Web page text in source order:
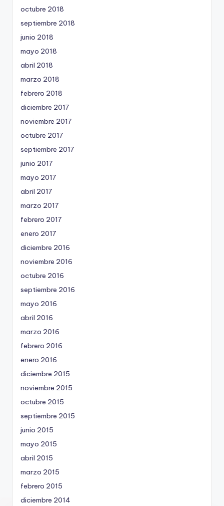
octubre 2018
septiembre 2018
junio 2018
mayo 2018
abril 2018
marzo 2018
febrero 2018
diciembre 2017
noviembre 2017
octubre 2017
septiembre 2017
junio 2017
mayo 2017
abril 2017
marzo 2017
febrero 2017
enero 2017
diciembre 2016
noviembre 2016
octubre 2016
septiembre 2016
mayo 2016
abril 2016
marzo 2016
febrero 2016
enero 2016
diciembre 2015
noviembre 2015
octubre 2015
septiembre 2015
junio 2015
mayo 2015
abril 2015
marzo 2015
febrero 2015
diciembre 2014